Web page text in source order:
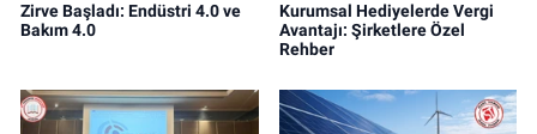
Zirve Başladı: Endüstri 4.0 ve
Bakım 4.0
Kurumsal Hediyelerde Vergi
Avantajı: Şirketlere Özel
Rehber